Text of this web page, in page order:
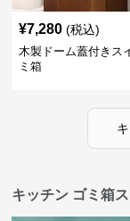
¥7,280 (税込)
木製ドーム蓋付きス
ミ箱
キッチン ゴミ箱